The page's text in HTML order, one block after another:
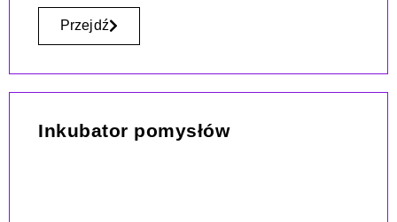
Przejdź
Inkubator pomysłów